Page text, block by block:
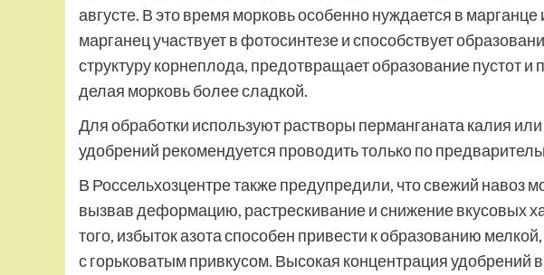
августе. В это время морковь особенно нуждается в
марганец участвует в фотосинтезе и способствует
структуру корнеплода, предотвращает образование пустот и
делая морковь более сладкой.
Для обработки используют растворы перманганата калия
удобрений рекомендуется проводить только по
В Россельхозцентре также предупредили, что свежий навоз
вызвав деформацию, растрескивание и снижение вкусовых
того, избыток азота способен привести к образованию
с горьковатым привкусом. Высокая концентрация удобрений